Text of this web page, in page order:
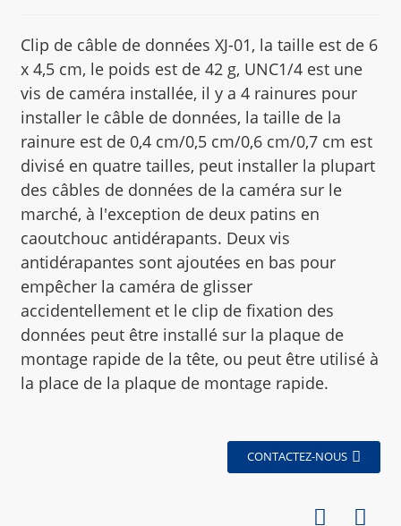
Clip de câble de données XJ-01, la taille est de 6
x 4,5 cm, le poids est de 42 g, UNC1/4 est une
vis de caméra installée, il y a 4 rainures pour
installer le câble de données, la taille de la
rainure est de 0,4 cm/0,5 cm/0,6 cm/0,7 cm est
divisé en quatre tailles, peut installer la plupart
des câbles de données de la caméra sur le
marché, à l'exception de deux patins en
caoutchouc antidérapants. Deux vis
antidérapantes sont ajoutées en bas pour
empêcher la caméra de glisser
accidentellement et le clip de fixation des
données peut être installé sur la plaque de
montage rapide de la tête, ou peut être utilisé à
la place de la plaque de montage rapide.
CONTACTEZ-NOUS